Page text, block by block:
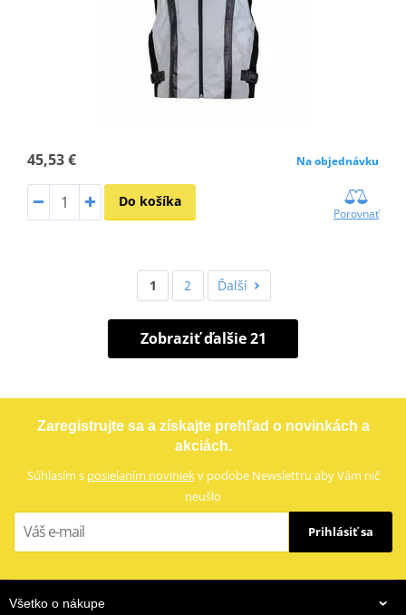
45,53 € Na objednávku
Do košíka
Porovnať
1 2 Ďalší
Zobraziť ďalšie 21
Zaregistrujte sa a získajte prehľad o novinkách a
akciách.
Súhlasím s posielaním noviniekv podobe Newslettru aby Vám nič
neušlo
Prihlásiť sa
Všetko o nákupe